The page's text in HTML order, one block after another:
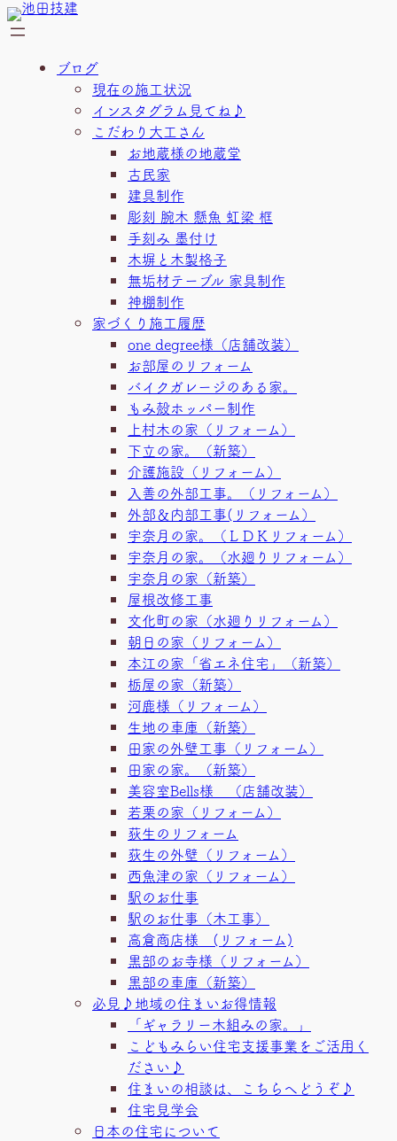
内
容
ブログ
現在の施工状況
インスタグラム見てね♪
こだわり大工さん
お地蔵様の地蔵堂
古民家
建具制作
彫刻 腕木 懸魚 虹梁 框
手刻み 墨付け
木塀と木製格子
無垢材テーブル 家具制作
神棚制作
家づくり施工履歴
one degree様（店舗改装）
お部屋のリフォーム
バイクガレージのある家。
もみ殻ホッパー制作
上村木の家（リフォーム）
下立の家。（新築）
介護施設（リフォーム）
入善の外部工事。（リフォーム）
外部＆内部工事(リフォーム）
宇奈月の家。（ＬＤＫリフォーム）
宇奈月の家。（水廻りリフォーム）
宇奈月の家（新築）
屋根改修工事
文化町の家（水廻りリフォーム）
朝日の家（リフォーム）
本江の家「省エネ住宅」（新築）
栃屋の家（新築）
河鹿様（リフォーム）
生地の車庫（新築）
田家の外壁工事（リフォーム）
田家の家。（新築）
美容室Bells様 （店舗改装）
若栗の家（リフォーム）
荻生のリフォーム
荻生の外壁（リフォーム）
西魚津の家（リフォーム）
駅のお仕事
駅のお仕事（木工事）
高倉商店様 (リフォーム)
黒部のお寺様（リフォーム）
黒部の車庫（新築）
必見♪地域の住まいお得情報
「ギャラリー木組みの家。」
こどもみらい住宅支援事業をご活用く
ださい♪
住まいの相談は、こちらへどうぞ♪
住宅見学会
日本の住宅について